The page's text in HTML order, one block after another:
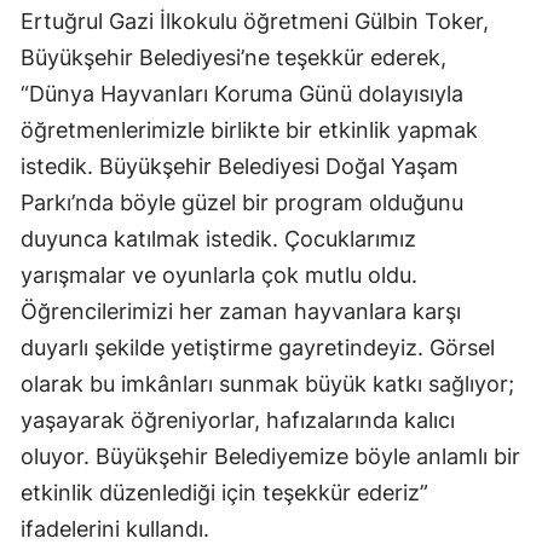
Ertuğrul Gazi İlkokulu öğretmeni Gülbin Toker,
Büyükşehir Belediyesi’ne teşekkür ederek,
“Dünya Hayvanları Koruma Günü dolayısıyla
öğretmenlerimizle birlikte bir etkinlik yapmak
istedik. Büyükşehir Belediyesi Doğal Yaşam
Parkı’nda böyle güzel bir program olduğunu
duyunca katılmak istedik. Çocuklarımız
yarışmalar ve oyunlarla çok mutlu oldu.
Öğrencilerimizi her zaman hayvanlara karşı
duyarlı şekilde yetiştirme gayretindeyiz. Görsel
olarak bu imkânları sunmak büyük katkı sağlıyor;
yaşayarak öğreniyorlar, hafızalarında kalıcı
oluyor. Büyükşehir Belediyemize böyle anlamlı bir
etkinlik düzenlediği için teşekkür ederiz”
ifadelerini kullandı.